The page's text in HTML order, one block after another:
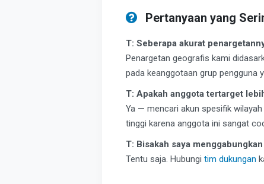
Pertanyaan yang
T: Seberapa akurat
Penargetan geografis kami
pada keanggotaan grup pengguna
T: Apakah anggota tertarget
Ya — mencari akun spesifik
tinggi karena anggota ini sangat
T: Bisakah saya
Tentu saja. Hubungi tim dukungan